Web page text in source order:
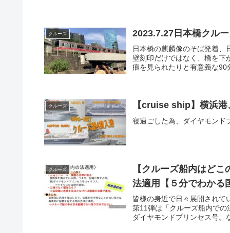
クルーズ 2023.7.27日本橋クル
日本橋の麒麟像のそば発着
壁刻印だけではなく、橋を下
痕を見られたりと有意義な
クルーズ 【cruise ship】横浜
寝過ごした為、ダイヤモンド
クルーズ
【クルーズ船内はど
法適用【５分でわかる
皆様の身近で日々展開されて
第11弾は「クルーズ船内で
ダイヤモンドプリンセス号